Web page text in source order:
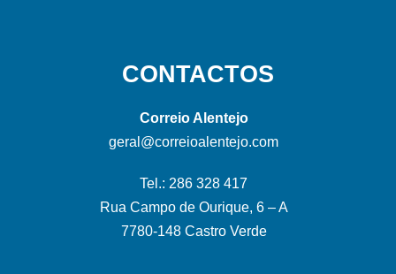
CONTACTOS
Correio Alentejo
geral@correioalentejo.com
Tel.: 286 328 417
Rua Campo de Ourique, 6 – A
7780-148 Castro Verde